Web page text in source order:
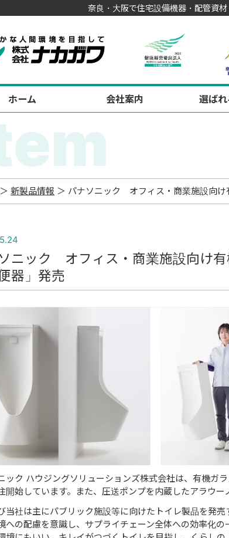
奈良・大阪で住宅設備機器・配管資
ホーム 会社案内 選ば
＞ 新製品情報 ＞ パナソニック オフィス・商業施設向け
ニック オフィス・商業施設向け有
器」発売
ック ハウジングソリューションズ株式会社は、有機ガ
開始しています。また、圧送ポンプを内蔵したアラウー
当社は主にパブリック施設等に向けたトイレ製品を発
への配慮を意識し、サプライチェーン全体への効率化